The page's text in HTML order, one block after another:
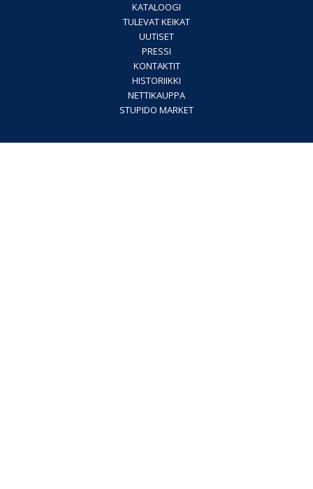
KATALOOGI
TULEVAT KEIKAT
UUTISET
PRESSI
KONTAKTIT
HISTORIIKKI
NETTIKAUPPA
STUPIDO MARKET